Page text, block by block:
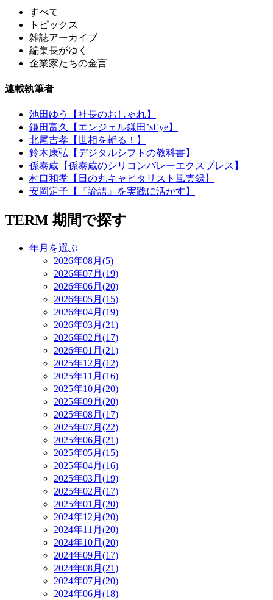
すべて
トピックス
雑誌アーカイブ
編集長がゆく
企業家たちの金言
連載執筆者
池田ゆう【社長のおしゃれ】
鎌田富久【エンジェル鎌田’sEye】
北尾吉孝【世相を斬る！】
鈴木康弘【デジタルシフトの教科書】
孫泰蔵【孫泰蔵のシリコンバレーエクスプレス】
村口和孝【日の丸キャピタリスト風雲録】
安岡定子【『論語』を実践に活かす】
TERM 期間で探す
年月を選ぶ
2026年08月(5)
2026年07月(19)
2026年06月(20)
2026年05月(15)
2026年04月(19)
2026年03月(21)
2026年02月(17)
2026年01月(21)
2025年12月(12)
2025年11月(16)
2025年10月(20)
2025年09月(20)
2025年08月(17)
2025年07月(22)
2025年06月(21)
2025年05月(15)
2025年04月(16)
2025年03月(19)
2025年02月(17)
2025年01月(20)
2024年12月(20)
2024年11月(20)
2024年10月(20)
2024年09月(17)
2024年08月(21)
2024年07月(20)
2024年06月(18)